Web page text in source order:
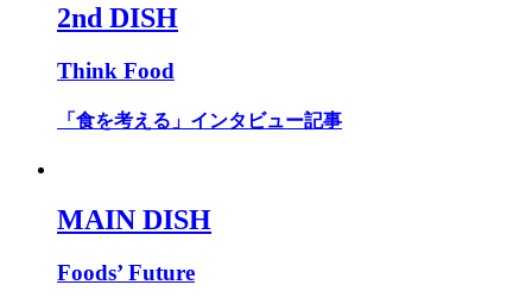
2nd DISH
Think Food
「食を考える」インタビュー記事
MAIN DISH
Foods’ Future